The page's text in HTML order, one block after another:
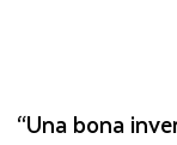
“Una bona